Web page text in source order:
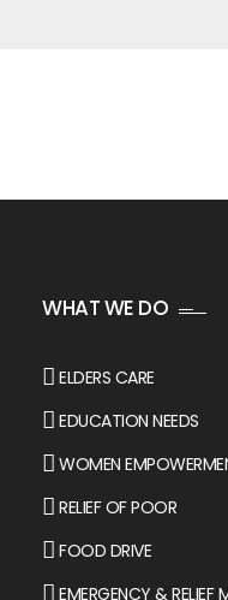
WHAT WE DO
ELDERS CARE
EDUCATION NEEDS
WOMEN
RELIEF OF POOR
FOOD DRIVE
EMERGENCY & RELIEF